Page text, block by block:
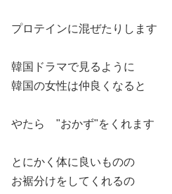
プロテインに混ぜたりします
韓国ドラマで見るように
韓国の女性は仲良くなると
やたら "おかず"をくれます
とにかく体に良いものの
お裾分けをしてくれるの